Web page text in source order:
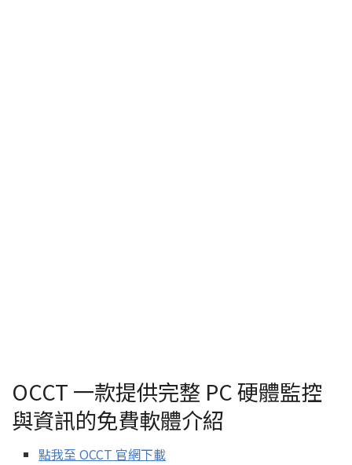
OCCT 一款提供完整 PC 硬體監控
與資訊的免費軟體介紹
點我至 OCCT 官網下載